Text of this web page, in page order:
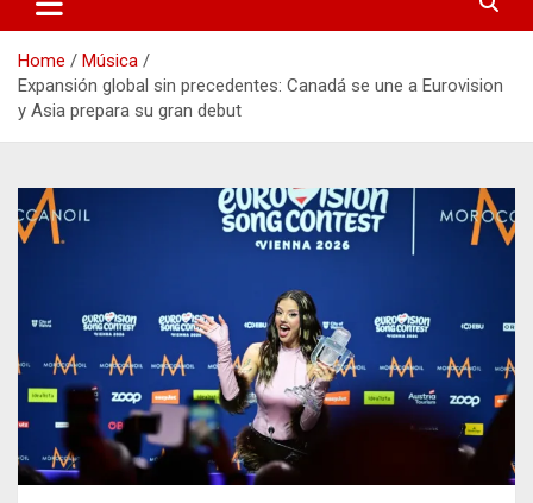
Home
Música
Expansión global sin precedentes: Canadá se une a Eurovision
y Asia prepara su gran debut